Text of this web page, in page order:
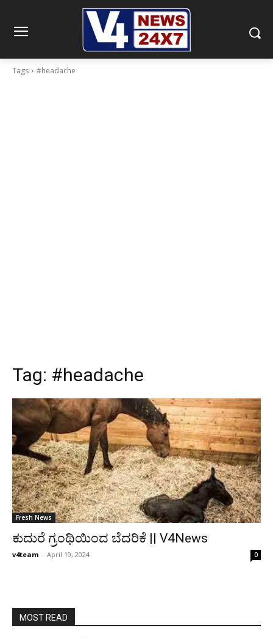
Tags #headache
Tag: #headache
Fresh News
ಕುದುರೆ ಗ್ರಂಥಿಯಿಂದ ಬೆದರಿಕೆ || V4News
v4team - April 19, 2024 0
MOST READ